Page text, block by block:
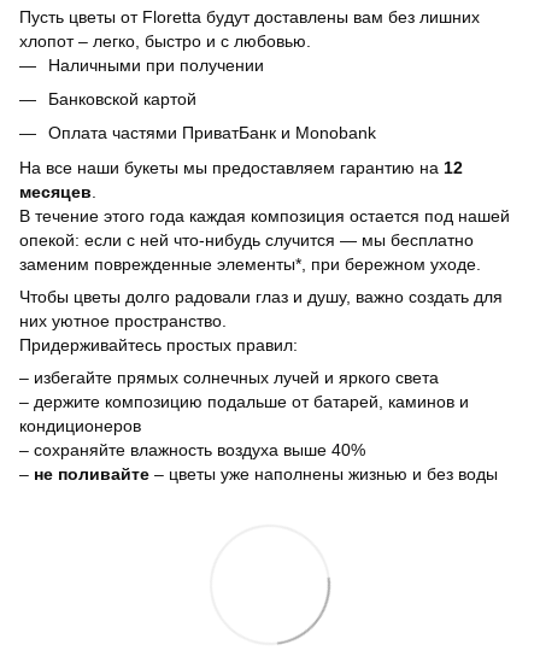
Пусть цветы от Floretta будут доставлены вам без лишних
хлопот – легко, быстро и с любовью.
Наличными при получении
Банковской картой
Оплата частями ПриватБанк и Monobank
На все наши букеты мы предоставляем гарантию на 12
месяцев
В течение этого года каждая композиция остается под нашей
опекой: если с ней что-нибудь случится — мы бесплатно
заменим поврежденные элементы*, при бережном уходе.
Чтобы цветы долго радовали глаз и душу, важно создать для
них уютное пространство.
Придерживайтесь простых правил:
– избегайте прямых солнечных лучей и яркого света
– держите композицию подальше от батарей, каминов и
кондиционеров
– сохраняйте влажность воздуха выше 40%
– не поливайте – цветы уже наполнены жизнью и без воды